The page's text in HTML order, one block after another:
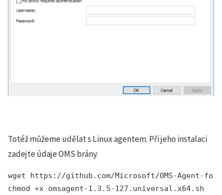
Totéž můžeme udělat s Linux agentem. Při jeho instalaci
zadejte údaje OMS brány.
wget https://github.com/Microsoft/OMS-Agent-for-
chmod +x omsagent-1.3.5-127.universal.x64.sh